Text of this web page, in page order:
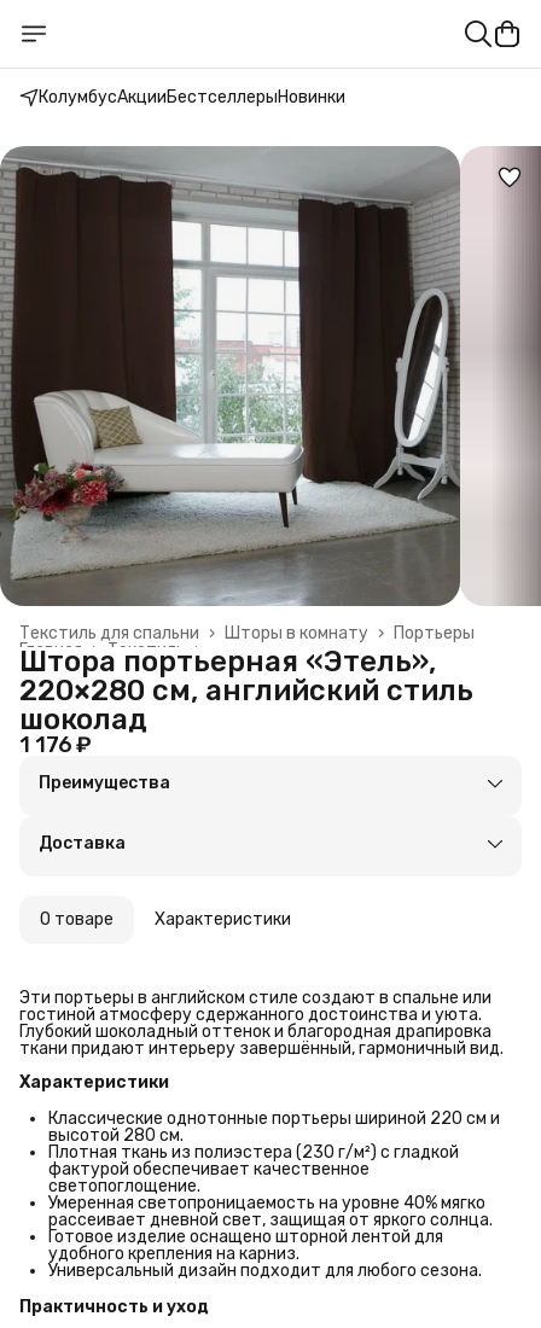
КолумбусАкцииБестселлерыНовинки
Портьеры
Шторы в комнату ›
Текстиль для спальни ›
Текстиль
›
Главная ›
Штора портьерная «Этель»,
220×280 см, английский стиль
шоколад
1 176 ₽
Преимущества
Удобный возврат
Доставка
О товаре Характеристики
Эти портьеры в английском стиле создают в спальне или
гостиной атмосферу сдержанного достоинства и уюта.
Глубокий шоколадный оттенок и благородная драпировка
ткани придают интерьеру завершённый, гармоничный вид.
Характеристики
Классические однотонные портьеры шириной 220 см и
высотой 280 см.
Плотная ткань из полиэстера (230 г/м²) с гладкой
фактурой обеспечивает качественное
светопоглощение.
Умеренная светопроницаемость на уровне 40% мягко
рассеивает дневной свет, защищая от яркого солнца.
Готовое изделие оснащено шторной лентой для
удобного крепления на карниз.
Универсальный дизайн подходит для любого сезона.
Практичность и уход